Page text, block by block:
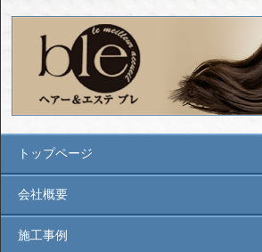
トップページ
会社概要
施工事例